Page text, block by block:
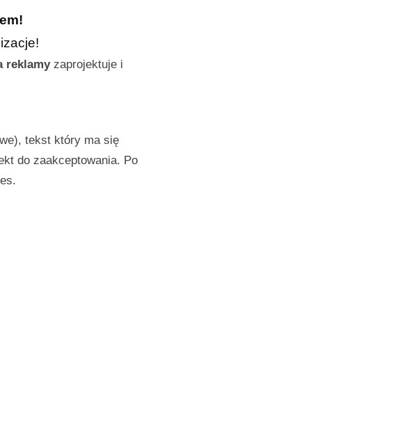
reklamyzaprojektuje i
tekst który ma się
do zaakceptowania. Po